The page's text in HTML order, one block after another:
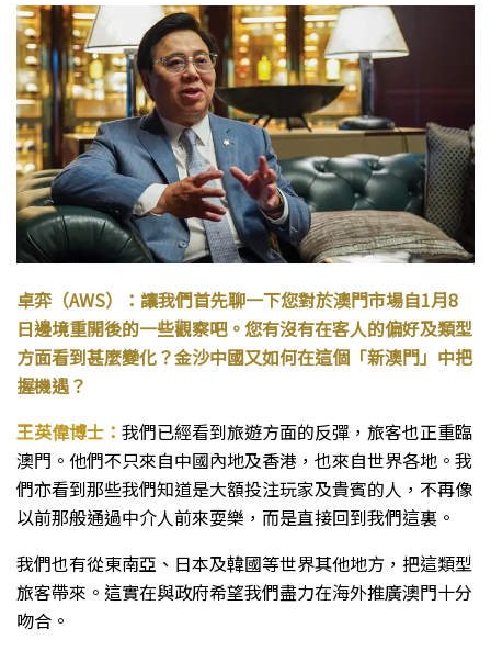
卓弈（AWS）：讓我們首先聊一下您對於澳門市場自1月8
日邊境重開後的一些觀察吧。您有沒有在客人的偏好及類型
方面看到甚麼變化？金沙中國又如何在這個「新澳門」中把
握機遇？
王英偉博士： 我們已經看到旅遊方面的反彈，旅客也正重臨
澳門。他們不只來自中國內地及香港，也來自世界各地。我
們亦看到那些我們知道是大額投注玩家及貴賓的人，不再像
以前那般通過中介人前來耍樂，而是直接回到我們這裏。
我們也有從東南亞、日本及韓國等世界其他地方，把這類型
旅客帶來。這實在與政府希望我們盡力在海外推廣澳門十分
吻合。